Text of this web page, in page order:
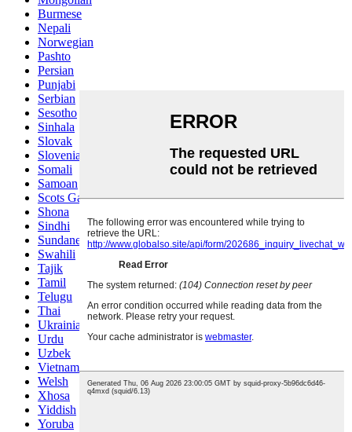
Burmese
Nepali
Norwegian
Pashto
Persian
Punjabi
Serbian
Sesotho
Sinhala
Slovak
Slovenian
Somali
Samoan
Scots Gaelic
Shona
Sindhi
Sundanese
Swahili
Tajik
Tamil
Telugu
Thai
Ukrainian
Urdu
Uzbek
Vietnamese
Welsh
Xhosa
Yiddish
Yoruba